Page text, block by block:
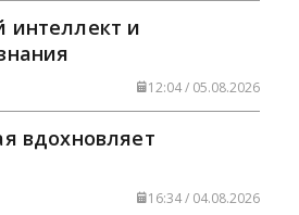
интеллект и
12:04 / 05.08.2026
вдохновляет
16:34 / 04.08.2026